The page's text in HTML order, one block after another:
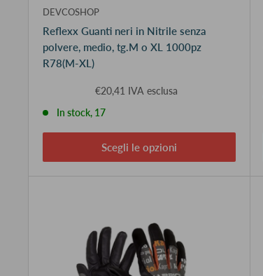
DEVCOSHOP
Reflexx Guanti neri in Nitrile senza
polvere, medio, tg.M o XL 1000pz
R78(M-XL)
€20,41 IVA esclusa
In stock, 17
Scegli le opzioni